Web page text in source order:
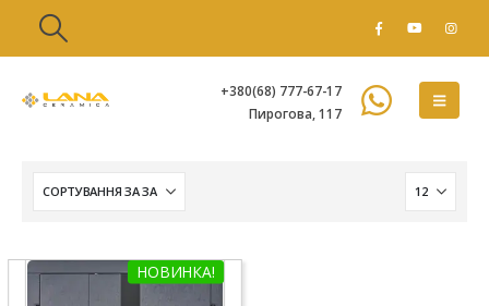
+380(68) 777-67-17
Пирогова, 117
НОВИНКА!